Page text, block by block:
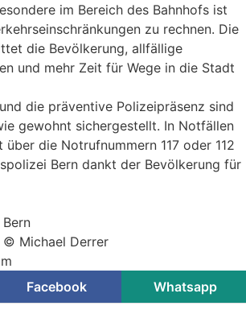
im Bereich des Bahnhofs ist
zu rechnen. Die
die Bevölkerung, allfällige
und mehr Zeit für Wege in die Stadt
die präventive Polizeipräsenz sind
gewohnt sichergestellt. In Notfällen
die Notrufnummern 117 oder 112
Bern dankt der Bevölkerung für
© Michael Derrer
Facebook Whatsapp